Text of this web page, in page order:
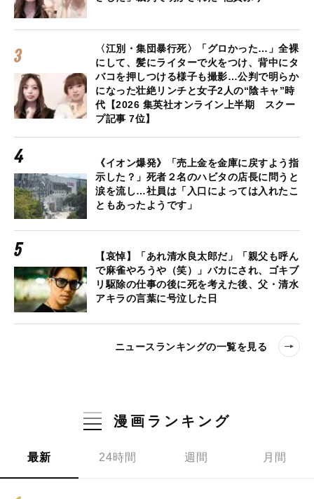
〈江別・集団暴行死〉「グロかった…」全裸
にして、髪にライターで火をつけ、背中にタ
バコを押しつける様子も撮影…公判で明らか
になった壮絶リンチと女子2人の“陰キャ”時
代【2026 集英社オンライン上半期 スクー
プ記事 7位】
《イオン爆発》「売上金を金庫に戻すよう指
示した？」死者２名のハビタの店長に問うと
涙を流し…社員は「入口によっては入れたこ
ともあったようです」
【哀悼】「あれ清水良太郎だ」「親父も呼ん
で麻雀やろうや（笑）」バカにされ、ゴキブ
リ駆除の仕事の後に死を考えた後、父・清水
アキラの言葉に号泣した日
ニュースランキングの一覧を見る
漫画ランキング
最新 24時間 週間 月間